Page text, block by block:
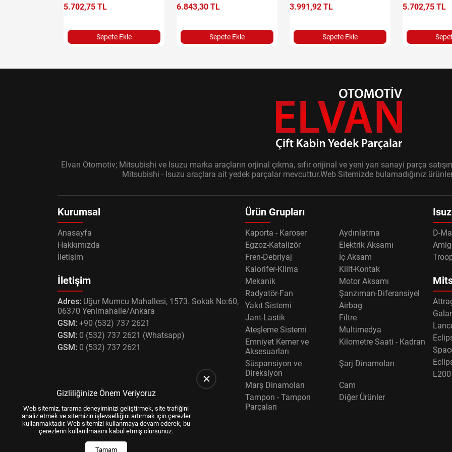
5.702,75 TL
Sepete Ekle
6.843,30 TL
Sepete Ekle
3.991,92 TL
Sepete Ekle
5.702,75 TL
Elvan Otomotiv; Mitsubishi ve Isuzu marka araçların orjinal çıkma, sıfır orijinal ve yeni yan sanayi parça
Mitsubishi - Isuzu araçlara ait yedek parçalar mevcuttur.Web Sitemizde bulamadığınız
Kurumsal
Anasayfa
Hakkımızda
İletişim
İletişim
Adres: Uğur Mumcu Mahallesi, 1573. Sokak No:60,
06370 Yenimahalle/Ankara
GSM: +90 (532) 737 2621
GSM: 0 (532) 737 2621 (Whatsapp)
GSM: 0 (532) 737 2621
Ürün Grupları
Kaporta - Karoser
Aydınlatma
Egzoz-Katalizör
Elektrik Aksamı
Fren-Debriyaj
İç Aksam
Kalorifer-Klima
Kilit-Kontak
Mekanik
Motor Aksamı
Radyatör-Fan
Şanzıman-Diferansiyel
Yakıt Sistemi
Airbag
Jant-Lastik
Filtre
Ateşleme Sistemi
Multimedya
Emniyet Kemer ve
Aksesuarları
Kilometre Saati - Kadran
Süspansiyon ve
Direksiyon
Şarj Dinamoları
Marş Dinamoları
Cam
Tampon - Tampon
Parçaları
Diğer Ürünler
D-
L200
Gizliliğinize Önem Veriyoruz
Web sitemiz, tarama deneyiminizi geliştirmek, site trafiğini
analiz etmek ve sitemizin işlevselliğini artırmak için çerezler
kullanmaktadır. Web sitemizi kullanmaya devam ederek, bu
çerezlerin kullanılmasını kabul etmiş olursunuz.
Tamam